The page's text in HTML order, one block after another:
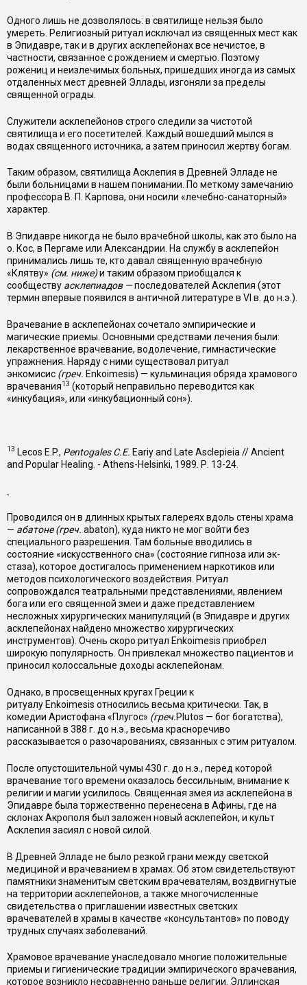
Одного лишь не дозволялось: в святилище нельзя было
умереть. Религиоз­ный ритуал исключал из священных мест как
в Эпидавре, так и в других асклепейонах все нечистое, в
частности, связанное с рождением и смертью. Поэто­му
рожениц и неизлечимых больных, пришедших иногда из самых
отдаленных мест древней Эллады, изгоняли за пределы
священной ограды.
Служители асклепейонов строго следили за чистотой
святилища и его по­сетителей. Каждый вошедший мылся в
водах священного источника, а затем приносил жертву богам.
Таким образом, святилища Асклепия в Древней Элладе не
были больни­цами в нашем понимании. По меткому замечанию
профессора В. П. Карпова, они носили «лечебно-санаторный»
характер.
В Эпидавре никогда не было врачебной школы, как это было на
о. Кос, в Пергаме или Александрии. На службу в асклепейон
принимались лишь те, кто давал священную врачебную
«Клятву» (см. ниже)и таким образом при­общался к
сообществу асклепиадов —последователей Асклепия (этот
термин впервые появился в античной литературе в VI в. до н.э.).
Врачевание в асклепейонах сочетало эмпирические и
магические приемы. Основными средствами лечения были:
лекарственное врачевание, водолече­ние, гимнастические
упражнения. Наряду с ними существовал ритуал
энкомисис (греч. Enkoimesis) — кульминация обряда храмового
врачевания13 (кото­рый неправильно переводится как
«инкубация», или «инкубационный сон»).
13 Lecos E.P., Pentogales C.E. Eariy and Late Asclepieia // Ancient
and Popular Hea­ling. - Athens-Helsinki, 1989. P . 13-24.
Проводился он в длинных крытых галереях вдоль стены храма
— абатоне (греч. abaton), куда никто не мог войти без
специального разрешения. Там боль­ные вводились в
состояние «искусственного сна» (состояние гипноза или эк­
стаза), которое достигалось применением наркотиков или
методов психологи­ческого воздействия. Ритуал
сопровождался театральными представлениями, явлением
бога или его священной змеи и даже представлением
несложных хи­рургических манипуляций (в Эпидавре и других
асклепейонах найдено множе­ство хирургических
инструментов). Очень скоро ритуал Enkoimesis приобрел
широкую популярность. Он привлекал множество пациентов и
приносил ко­лоссальные доходы асклепейонам.
Однако, в просвещенных кругах Греции к
ритуалу Enkoimesis относились весьма критически. Так, в
комедии Аристофана «Плугос» (греч.Plutos — бог богатства),
написанной в 388 г. до н.э., весьма красноречиво
рассказывается о разочарованиях, связанных с этим ритуалом.
После опустошительной чумы 430 г. до н.э., перед которой
врачевание того времени оказалось бессильным, внимание к
религии и магии усилилось. Священная змея из асклепейона в
Эпидавре была торжественно перенесена в Афины, где на
склонах Акрополя был заложен новый асклепейон, и культ
Асклепия засиял с новой силой.
В Древней Элладе не было резкой грани между светской
медициной и вра­чеванием в храмах. Об этом свидетельствуют
памятники знаменитым свет­ским врачевателям, воздвигнутые
на территории асклепейонов, а также много­численные
свидетельства о приглашении известных светских
врачевателей в храмы в качестве «консультантов» по поводу
трудных случаях заболеваний.
Храмовое врачевание унаследовало многие положительные
приемы и гиги­енические традиции эмпирического врачевания,
которое возникло несравнен­но раньше религии. Эллинская